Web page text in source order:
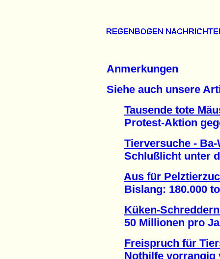
Anmerkungen
Siehe auch unsere
Tausende tote
Protest-Aktion
Tierversuche -
Schlußlicht unter
Aus für
Bislang: 180.000
Küken-
50 Millionen pro
Freispruch für
Nothilfe vorrangig